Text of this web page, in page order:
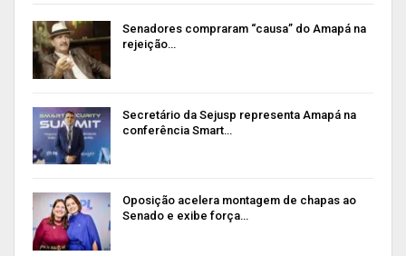
Senadores compraram “causa” do Amapá na
rejeição…
Secretário da Sejusp representa Amapá na
conferência Smart…
Oposição acelera montagem de chapas ao
Senado e exibe força…